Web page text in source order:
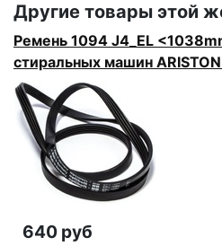
Другие товары этой
Ремень 1094 J4_EL
стиральных машин
640 руб